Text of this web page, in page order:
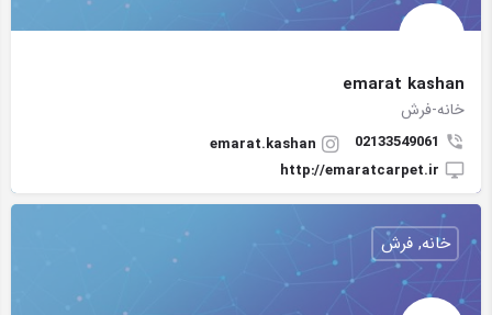
emarat kashan
خانه-فرش
02133549061
emarat.kashan
http://emaratcarpet.ir
خانه, فرش